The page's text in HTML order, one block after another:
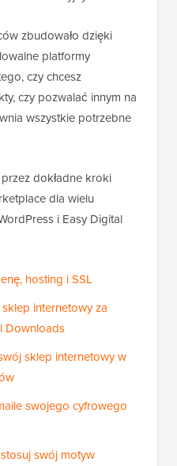
zbudowało dzięki
platformy
czy chcesz
czy pozwalać innym na
wszystkie potrzebne
dokładne kroki
dla wielu
i Easy Digital
hosting i SSL
internetowy za
Downloads
sklep internetowy w
swojego cyfrowego
swój motyw